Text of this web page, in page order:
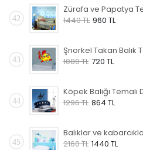
42
1440 TL 960 TL
43
1080 TL 720 TL
44
1296 TL 864 TL
45
2160 TL 1440 TL